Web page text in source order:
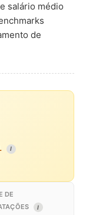
e salário médio
de
I
DE
I